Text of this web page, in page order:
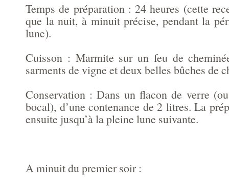
Temps de préparation : 24 heures (cette
que la nuit, à minuit précise, pendant la
lune).
Cuisson : Marmite sur un feu de
sarments de vigne et deux belles bûches de
Conservation : Dans un flacon de verre
bocal), d’une contenance de 2 litres. La
ensuite jusqu’à la pleine lune suivante.
A minuit du premier soir :